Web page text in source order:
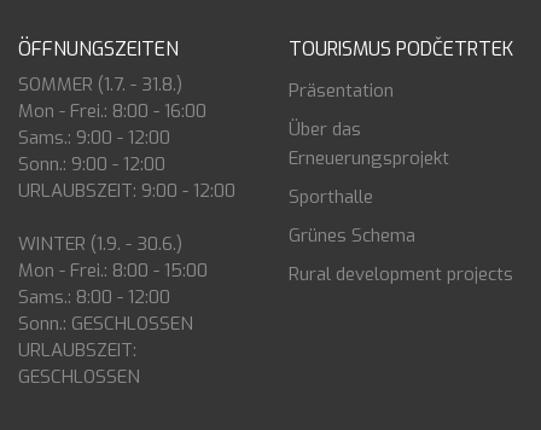
ÖFFNUNGSZEITEN
SOMMER (1.7. - 31.8.)
Mon - Frei.: 8:00 - 16:00
Sams.: 9:00 - 12:00
Sonn.: 9:00 - 12:00
URLAUBSZEIT: 9:00 - 12:00
WINTER (1.9. - 30.6.)
Mon - Frei.: 8:00 - 15:00
Sams.: 8:00 - 12:00
Sonn.: GESCHLOSSEN
URLAUBSZEIT:
GESCHLOSSEN
TOURISMUS PODČETRTEK
Präsentation
Über das
Erneuerungsprojekt
Sporthalle
Grünes Schema
Rural development projects